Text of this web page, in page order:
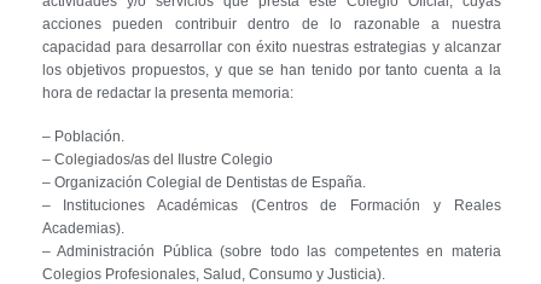
acciones pueden contribuir dentro de lo razonable a nuestra
capacidad para desarrollar con éxito nuestras estrategias y alcanzar
los objetivos propuestos, y que se han tenido por tanto cuenta a la
hora de redactar la presenta memoria:
– Población.
– Colegiados/as del Ilustre Colegio
– Organización Colegial de Dentistas de España.
– Instituciones Académicas (Centros de Formación y Reales
Academias).
– Administración Pública (sobre todo las competentes en materia
Colegios Profesionales, Salud, Consumo y Justicia).